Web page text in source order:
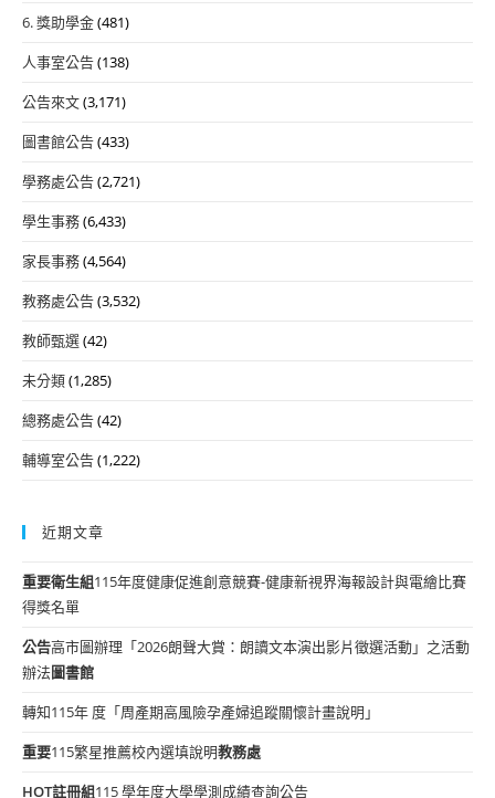
6. 獎助學金(481)
人事室公告(138)
公告來文(3,171)
圖書館公告(433)
學務處公告(2,721)
學生事務(6,433)
家長事務(4,564)
教務處公告(3,532)
教師甄選(42)
未分類(1,285)
總務處公告(42)
輔導室公告(1,222)
近期文章
重要衛生組115年度健康促進創意競賽-健康新視界海報設計與電繪比賽
得獎名單
公告高市圖辦理「2026朗聲大賞：朗讀文本演出影片徵選活動」之活動
辦法圖書館
轉知115年 度「周產期高風險孕產婦追蹤關懷計畫說明」
重要115繁星推薦校內選填說明教務處
HOT註冊組115 學年度大學學測成績查詢公告